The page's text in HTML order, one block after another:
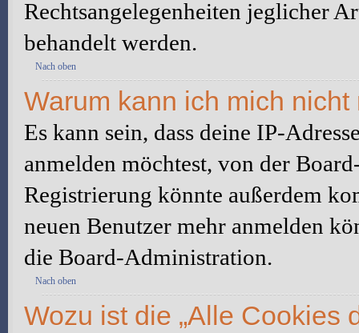
Rechtsangelegenheiten jeglicher
behandelt werden.
Nach oben
Warum kann ich mich nicht
Es kann sein, dass deine IP-
anmelden möchtest, von der
Registrierung könnte außerdem
neuen Benutzer mehr anmelden
die Board-Administration.
Nach oben
Wozu ist die „Alle Cookies